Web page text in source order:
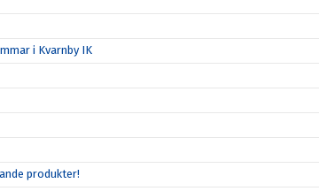
i Kvarnby IK
produkter!